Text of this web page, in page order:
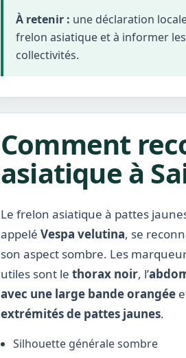
À retenir : une déclaration
frelon asiatique et à informer
collectivités.
Comment
asiatique à
Le frelon asiatique à pattes
appelé Vespa velutina, se
son aspect sombre. Les
utiles sont le thorax noir, l’
avec une large bande orangée
extrémités de pattes jaunes.
Silhouette générale sombre